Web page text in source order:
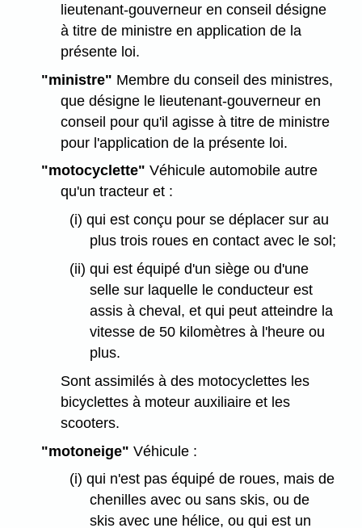
lieutenant-gouverneur en conseil désigne
à titre de ministre en application de la
présente loi.
"ministre" Membre du conseil des ministres,
que désigne le lieutenant-gouverneur en
conseil pour qu'il agisse à titre de ministre
pour l'application de la présente loi.
"motocyclette" Véhicule automobile autre
qu'un tracteur et :
(i) qui est conçu pour se déplacer sur au
plus trois roues en contact avec le sol;
(ii) qui est équipé d'un siège ou d'une
selle sur laquelle le conducteur est
assis à cheval, et qui peut atteindre la
vitesse de 50 kilomètres à l'heure ou
plus.
Sont assimilés à des motocyclettes les
bicyclettes à moteur auxiliaire et les
scooters.
"motoneige" Véhicule :
(i) qui n'est pas équipé de roues, mais de
chenilles avec ou sans skis, ou de
skis avec une hélice, ou qui est un